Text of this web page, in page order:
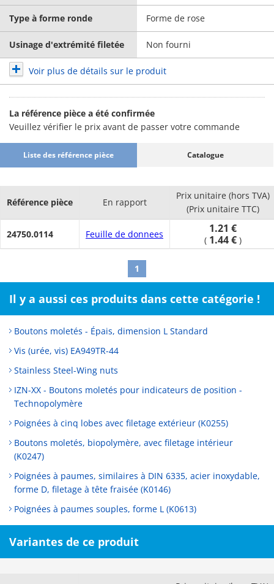
Type à forme ronde Forme de rose
Usinage d'extrémité filetée Non fourni
Voir plus de détails sur le produit
La référence pièce a été confirmée
Veuillez vérifier le prix avant de passer votre commande
Liste des référence pièce Catalogue
Référence pièce En rapport
Prix unitaire (hors TVA)
(Prix unitaire TTC)
24750.0114 Feuille de donnees 1.21 €
( 1.44 € )
1
Il y a aussi ces produits dans cette catégorie !
Boutons moletés - Épais, dimension L Standard
Vis (urée, vis) EA949TR-44
Stainless Steel-Wing nuts
IZN-XX - Boutons moletés pour indicateurs de position -
Technopolymère
Poignées à cinq lobes avec filetage extérieur (K0255)
Boutons moletés, biopolymère, avec filetage intérieur
(K0247)
Poignées à paumes, similaires à DIN 6335, acier inoxydable,
forme D, filetage à tête fraisée (K0146)
Poignées à paumes souples, forme L (K0613)
Variantes de ce produit